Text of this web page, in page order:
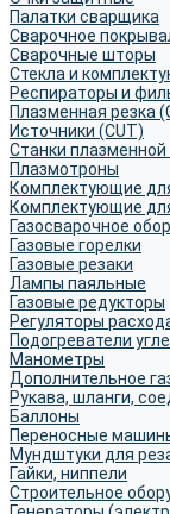
Палатки сварщика
Сварочное
Сварочные шторы
Стекла и
Респираторы и
Плазменная резка
Источники (CUT)
Станки плазменной
Плазмотроны
Комплектующие
Комплектующие
Газосварочное
Газовые горелки
Газовые резаки
Лампы паяльные
Газовые редукторы
Регуляторы
Подогреватели
Манометры
Дополнительное
Рукава, шланги,
Баллоны
Переносные
Мундштуки для
Гайки, ниппели
Строительное